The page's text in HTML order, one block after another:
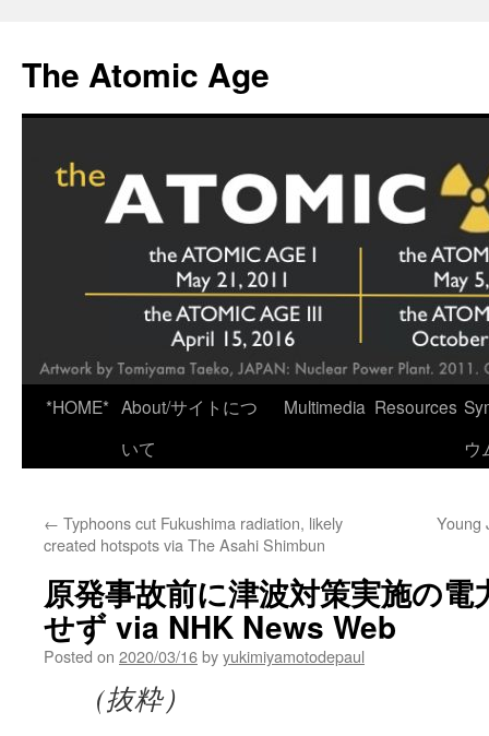
content
The Atomic Age
*HOME* About/サイトにつ
いて
Multimedia Resources
ウ
← Typhoons cut Fukushima radiation, likely
created hotspots via The Asahi Shimbun
Young
原発事故前に津波対策実施の電
せず via NHK News Web
Posted on 2020/03/16byyukimiyamotodepaul
(抜粋）